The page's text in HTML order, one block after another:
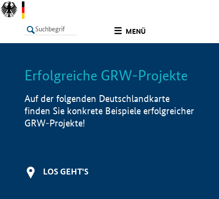
MENÜ
LISTE Info
Erfolgreiche GRW-Projekte
Auf der folgenden Deutschlandkarte
finden Sie konkrete Beispiele erfolgreicher
GRW-Projekte!
LOS GEHT'S